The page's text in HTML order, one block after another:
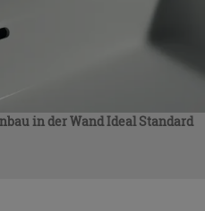
in der Wand Ideal Standard